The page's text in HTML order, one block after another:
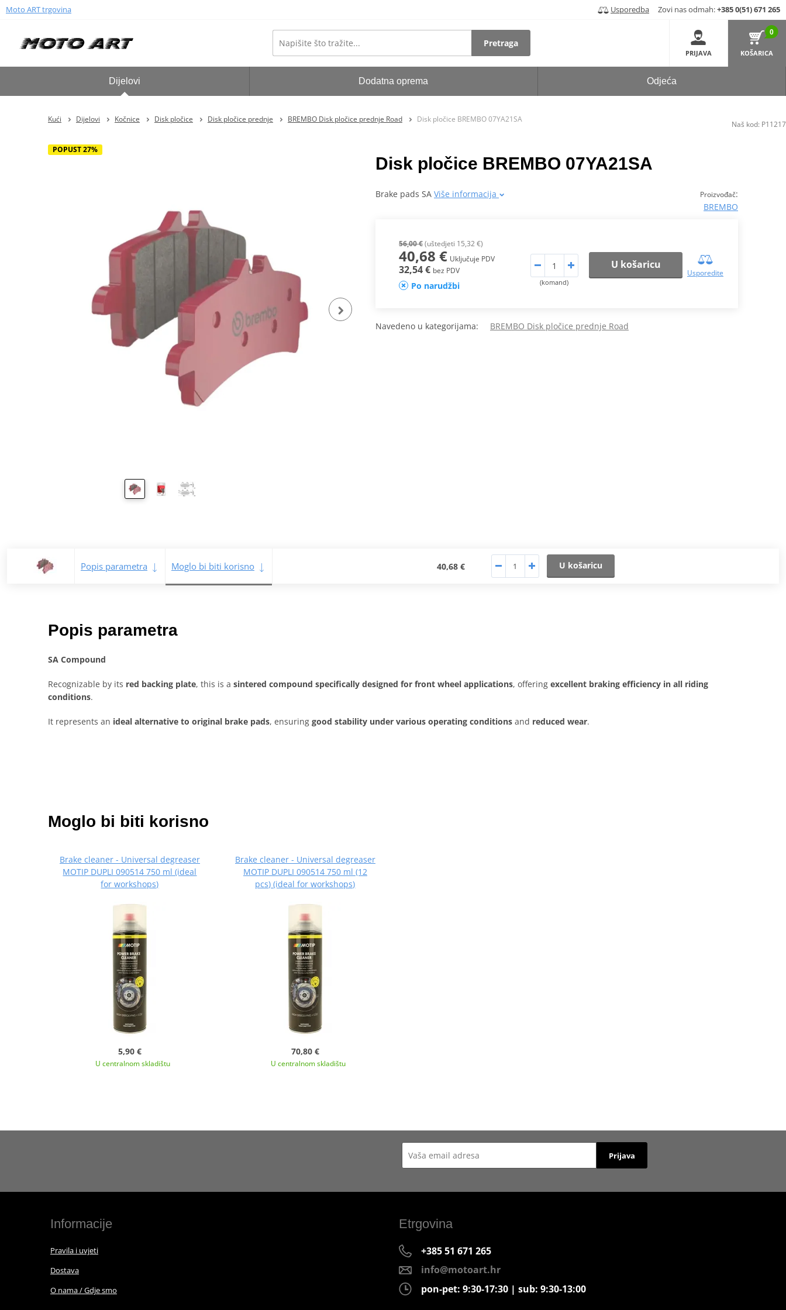
Moto ART trgovina Usporedba Zovi nas odmah:+385 0(51) 671 265
Pretraga
PRIJAVA
0
KOŠARICA
Dijelovi Dodatna oprema Odjeća
Kući Dijelovi Kočnice Disk pločice Disk pločice prednje BREMBO Disk pločice prednje Road Disk pločice BREMBO 07YA21SA
POPUST 27%
Disk pločice BREMBO 07YA21SA
Proizvođač:
BREMBO
Brake pads SA Više informacija
56,00 €(uštedjeti 15,32 €)
40,68 € Uključuje PDV
32,54 € bez PDV
Po narudžbi (komand)
U košaricu
Usporedite
Navedeno u kategorijama: BREMBO Disk pločice prednje Road
Popis parametra Moglo bi biti korisno 40,68 € U košaricu
Popis parametra
SA Compound
Recognizable by its red backing plate, this is a sintered compound specifically designed for front wheel applications, offering excellent braking efficiency in all riding
conditions.
It represents an ideal alternative to original brake pads, ensuring good stability under various operating conditions and reduced wear.
Naš kod: P11217
Moglo bi biti korisno
Brake cleaner - Universal degreaser
MOTIP DUPLI 090514 750 ml (ideal
for workshops)
5,90 €
U centralnom skladištu
Brake cleaner - Universal degreaser
MOTIP DUPLI 090514 750 ml (12
pcs) (ideal for workshops)
70,80 €
U centralnom skladištu
Prijava
Informacije
Pravila i uvjeti
Dostava
O nama / Gdje smo
Etrgovina
+385 51 671 265
info@motoart.hr
pon-pet: 9:30-17:30 | sub: 9:30-13:00